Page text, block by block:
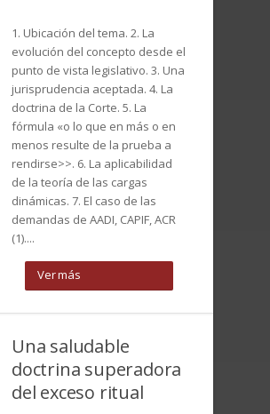
1. Ubicación del tema. 2. La
evolución del concepto desde el
punto de vista legislativo. 3. Una
jurisprudencia aceptada. 4. La
doctrina de la Corte. 5. La
fórmula «o lo que en más o en
menos resulte de la prueba a
rendirse>>. 6. La aplicabilidad
de la teoría de las cargas
dinámicas. 7. El caso de las
demandas de AADI, CAPIF, ACR
(1)....
Ver más
Una saludable
doctrina superadora
del exceso ritual